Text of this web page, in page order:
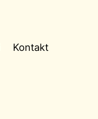
Kontakt